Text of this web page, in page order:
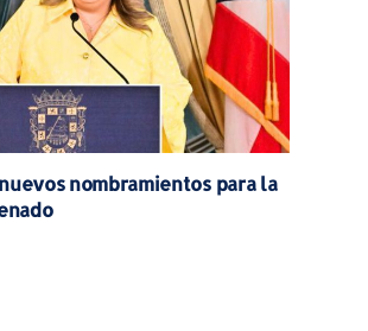
nombramientos para la